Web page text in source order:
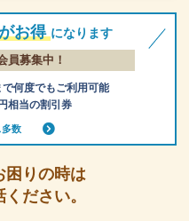
お得 になります
員募集中！
何度でもご利用可能
相当の割引券
数
困りの時は
ださい。